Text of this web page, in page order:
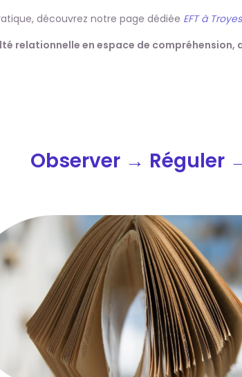
découvrez notre page dédiée EFT à Troyes
relationnelle en espace de compréhension,
Observer → Réguler